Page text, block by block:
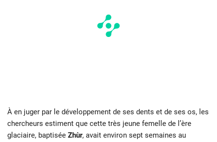
À en juger par le développement de ses dents et de ses os, les
chercheurs estiment que cette très jeune femelle de l’ère
glaciaire, baptisée Zhùr, avait environ sept semaines au